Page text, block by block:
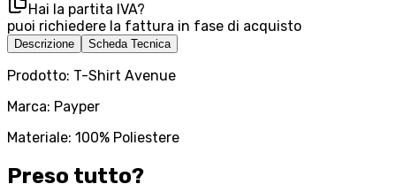
Hai la partita IVA?
puoi richiedere la fattura in fase di acquisto
Descrizione Scheda Tecnica
Prodotto: T-Shirt Avenue
Marca: Payper
Materiale: 100% Poliestere
Preso tutto?